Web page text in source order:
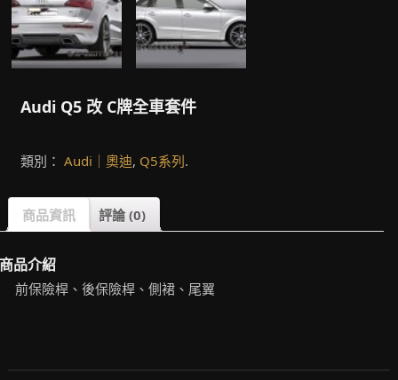
Audi Q5 改 C牌全車套件
類別： Audi｜奧迪, Q5系列.
商品資訊 評論 (0)
品介紹
前保險桿、後保險桿、側裙、尾翼